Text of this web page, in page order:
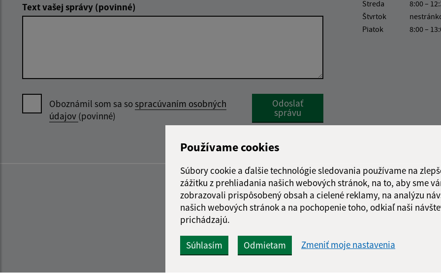
Používame cookies
Súbory cookie a ďalšie technológie sledovania používame na
zážitku z prehliadania našich webových stránok, na to, aby sme
zobrazovali prispôsobený obsah a cielené reklamy, na analýzu
našich webových stránok a na pochopenie toho, odkiaľ naši
prichádzajú.
Súhlasím Odmietam Zmeniť moje nastavenia
Text vašej správy (povinné)
Oboznámil som sa sospracúvaním osobných
údajov (povinné)
Google reCaptcha Response
Odoslať
správu
Streda
8:00 –
Štvrtok
Piatok
8:00 –